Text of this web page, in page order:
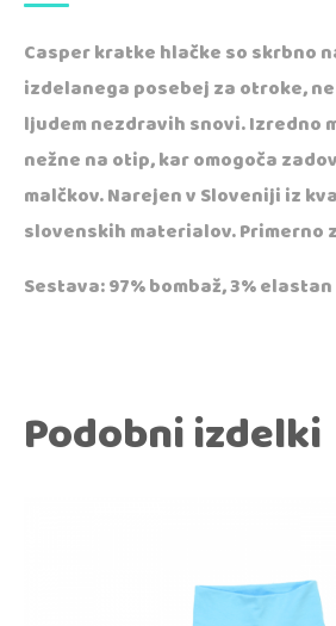
Casper kratke hlačke so skrbno
izdelanega posebej za otroke,
ljudem nezdravih snovi. Izredno
nežne na otip, kar omogoča
malčkov. Narejen v Sloveniji iz
slovenskih materialov. Primerno
Sestava: 97% bombaž, 3% elastan
Podobni izdelki